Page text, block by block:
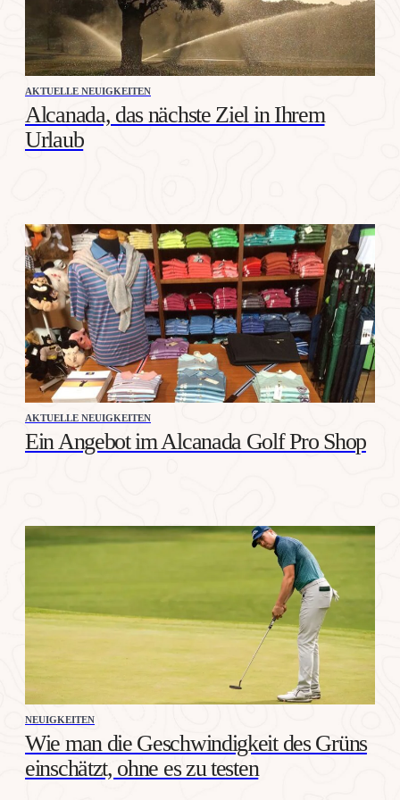
AKTUELLE NEUIGKEITEN
Alcanada, das nächste Ziel in Ihrem
Urlaub
AKTUELLE NEUIGKEITEN
Ein Angebot im Alcanada Golf Pro Shop
NEUIGKEITEN
Wie man die Geschwindigkeit des Grüns
einschätzt, ohne es zu testen